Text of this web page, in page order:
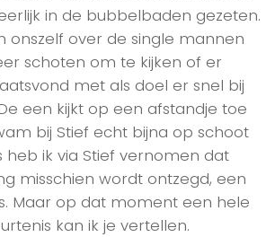
in de bubbelbaden gezeten.
onszelf over de single mannen
schoten om te kijken of er
met als doel er snel bij
een kijkt op een afstandje toe
bij Stief echt bijna op schoot
heb ik via Stief vernomen dat
misschien wordt ontzegd, een
Maar op dat moment een hele
kan ik je vertellen.